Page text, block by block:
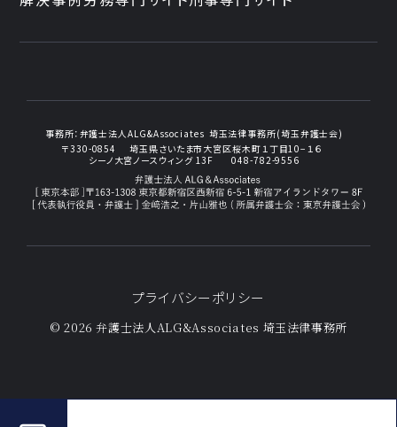
2024年6月の交通事故でご相談いただいたお客様の声
事務所： 弁護士法人ALG&Associates 埼玉法律事務所(埼玉弁護士会)
〒330-0854
埼玉県さいたま市大宮区桜木町１丁目10−１６
シーノ大宮ノースウィング 13F
048-782-9556
プライバシーポリシー
© 2026 弁護士法人ALG&Associates 埼玉法律事務所